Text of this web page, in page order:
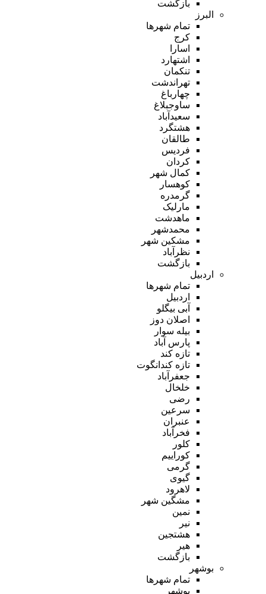
بازگشت
البرز
تمام شهر‌ها
کرج
اسارا
اشتهارد
تنکمان
تهراندشت
چهارباغ
ساوجبلاغ
سعیدآباد
هشتگرد
طالقان
فردیس
کردان
کمال شهر
کوهسار
گرمدره
مارلیک
ماهدشت
محمدشهر
مشکین شهر
نظرآباد
بازگشت
اردبیل
تمام شهر‌ها
اردبیل
آبی بیگلو
اصلان دوز
بیله سوار
پارس آباد
تازه کند
تازه کندانگوت
جعفرآباد
خلخال
رضی
سرعین
عنبران
فخرآباد
کلور
کوراییم
گرمی
گیوی
لاهرود
مشگین شهر
نمین
نیر
هشتجین
هیر
بازگشت
بوشهر
تمام شهر‌ها
بوشهر